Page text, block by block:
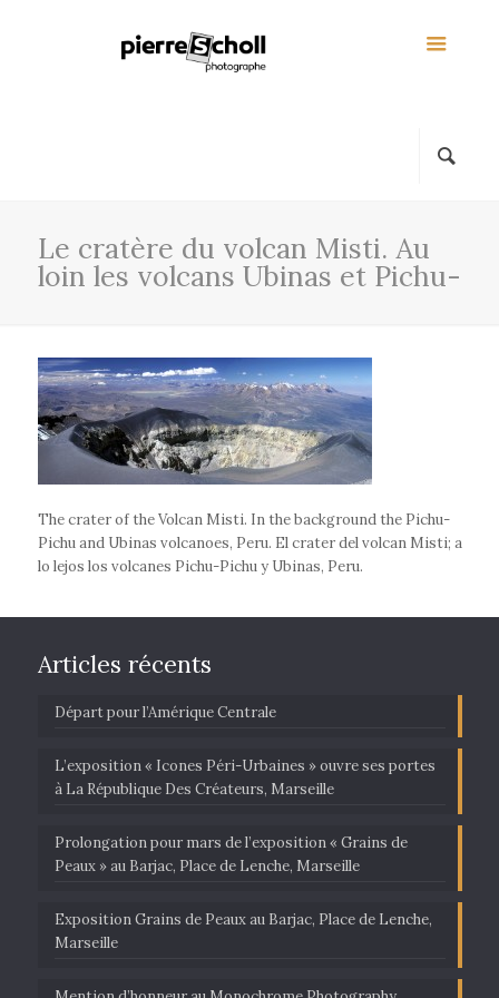
Le cratère du volcan Misti. Au
loin les volcans Ubinas et Pichu-
The crater of the Volcan Misti. In the background the Pichu-
Pichu and Ubinas volcanoes, Peru. El crater del volcan Misti; a
lo lejos los volcanes Pichu-Pichu y Ubinas, Peru.
Articles récents
Départ pour l’Amérique Centrale
L’exposition « Icones Péri-Urbaines » ouvre ses portes
à La République Des Créateurs, Marseille
Prolongation pour mars de l’exposition « Grains de
Peaux » au Barjac, Place de Lenche, Marseille
Exposition Grains de Peaux au Barjac, Place de Lenche,
Marseille